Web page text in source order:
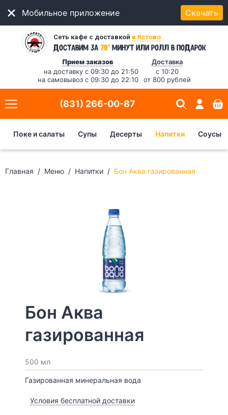
Мобильное приложение Скачать
Сеть кафе с доставкой в Кстово
Доставим за70* минутили ролл в подарок
Прием заказов
на доставку с 09:30 до 21:50
на самовывоз с 09:30 до 22:10
Доставка
с 10:20
от 800 рублей
(831) 266-00-87
Поке и салаты Супы Десерты Напитки Соусы
Главная Меню Напитки Бон Аква газированная
Бон Аква
газированная
500 мл
Газированная минеральная вода
Условия бесплатной доставки